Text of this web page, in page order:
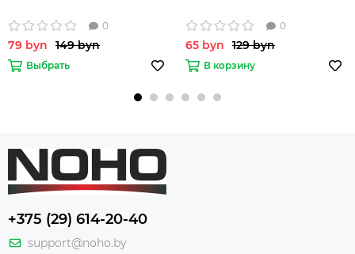
0
79 byn 149 byn
Выбрать
0
65 byn 129 byn
В корзину
+375 (29) 614-20-40
support@noho.by